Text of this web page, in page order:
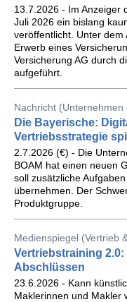
13.7.2026 - Im Anzeiger
Juli 2026 ein bislang
veröffentlicht. Unter
Erwerb eines
Versicherung AG durch
aufgeführt.
Nachricht (Unternehmen
Die Bayerische:
Vertriebsstrategie
2.7.2026 (€) - Die
BOAM hat einen neuen
soll zusätzliche
übernehmen. Der
Produktgruppe.
Medienspiegel (Vertrieb
Vertriebstraining
Abschlüssen
23.6.2026 - Kann
Maklerinnen und Makler